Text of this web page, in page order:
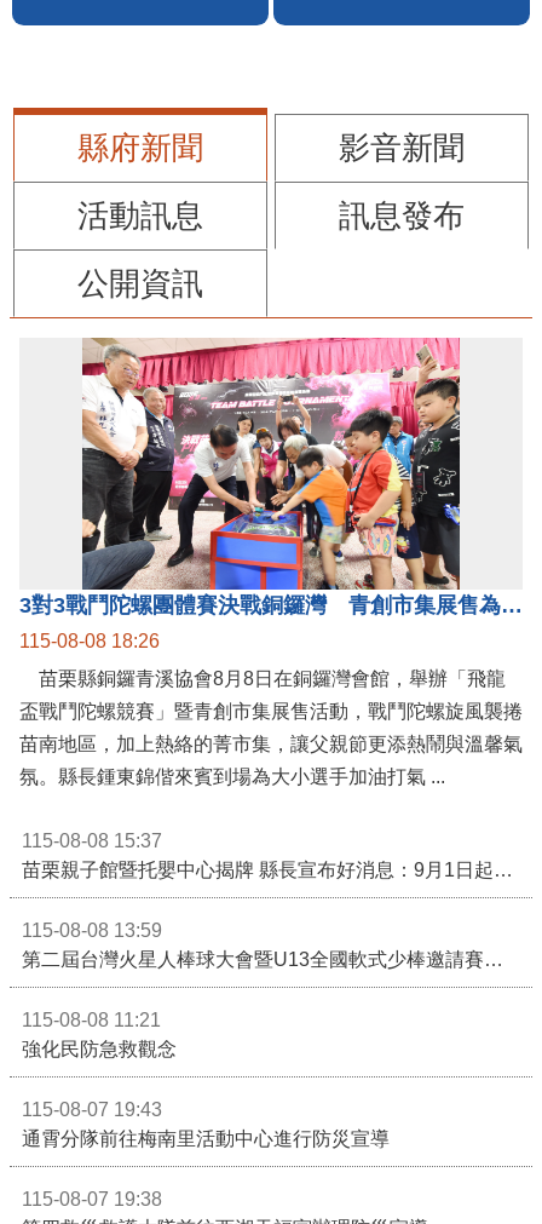
縣府新聞
影音新聞
活動訊息
訊息發布
公開資訊
3對3戰鬥陀螺團體賽決戰銅鑼灣 青創市集展售為父親節增添繽紛
115-08-08 18:26
苗栗縣銅鑼青溪協會8月8日在銅鑼灣會館，舉辦「飛龍
盃戰鬥陀螺競賽」暨青創市集展售活動，戰鬥陀螺旋風襲捲
苗南地區，加上熱絡的菁市集，讓父親節更添熱鬧與溫馨氣
氛。縣長鍾東錦偕來賓到場為大小選手加油打氣 ...
115-08-08 15:37
苗栗親子館暨托嬰中心揭牌 縣長宣布好消息：9月1日起調降臨時托嬰費用
115-08-08 13:59
第二屆台灣火星人棒球大會暨U13全國軟式少棒邀請賽在苗栗舉辦
115-08-08 11:21
強化民防急救觀念
115-08-07 19:43
通霄分隊前往梅南里活動中心進行防災宣導
115-08-07 19:38